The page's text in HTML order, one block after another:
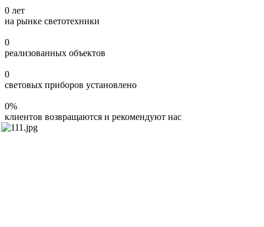
0 лет
на рынке светотехники
0
реализованных объектов
0
световых приборов установлено
0%
клиентов возвращаются и рекомендуют нас